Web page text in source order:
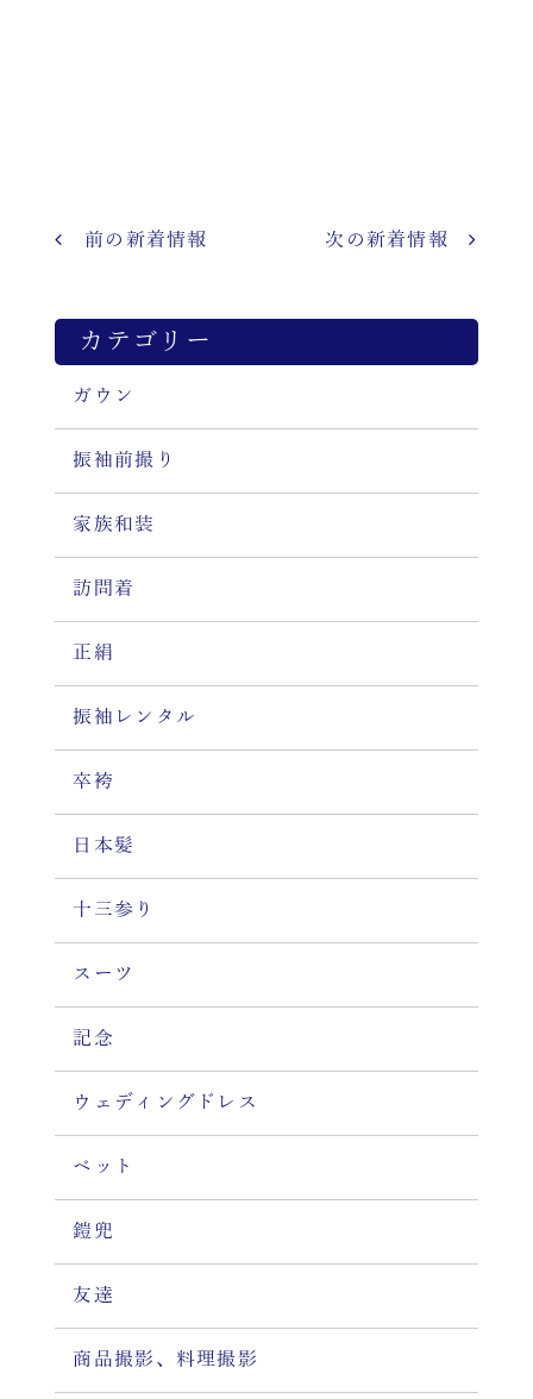
前の新着情報 次の新着情報
カテゴリー
ガウン
振袖前撮り
家族和装
訪問着
正絹
振袖レンタル
卒袴
日本髪
十三参り
スーツ
記念
ウェディングドレス
ペット
鎧兜
友達
商品撮影、料理撮影